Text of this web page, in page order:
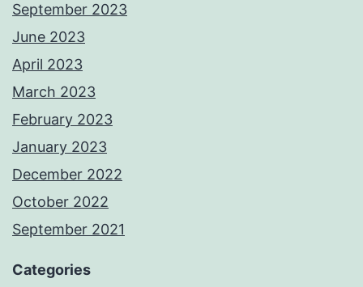
September 2023
June 2023
April 2023
March 2023
February 2023
January 2023
December 2022
October 2022
September 2021
Categories